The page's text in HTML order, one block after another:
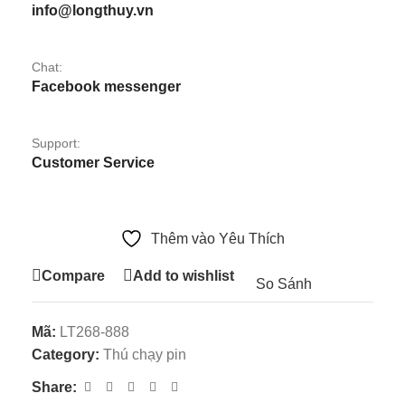
info@longthuy.vn
Chat:
Facebook messenger
Support:
Customer Service
Thêm vào Yêu Thích
Compare Add to wishlist
So Sánh
Mã: LT268-888
Category: Thú chạy pin
Share: